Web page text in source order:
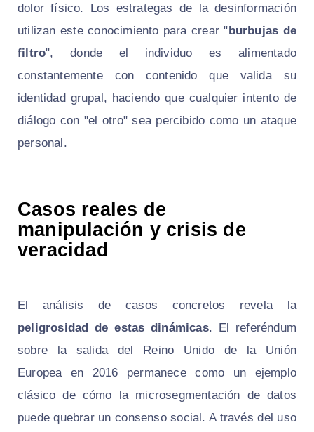
dolor físico. Los estrategas de la desinformación
utilizan este conocimiento para crear "burbujas de
filtro", donde el individuo es alimentado
constantemente con contenido que valida su
identidad grupal, haciendo que cualquier intento de
diálogo con "el otro" sea percibido como un ataque
personal.
Casos reales de
manipulación y crisis de
veracidad
El análisis de casos concretos revela la
peligrosidad de estas dinámicas. El referéndum
sobre la salida del Reino Unido de la Unión
Europea en 2016 permanece como un ejemplo
clásico de cómo la microsegmentación de datos
puede quebrar un consenso social. A través del uso